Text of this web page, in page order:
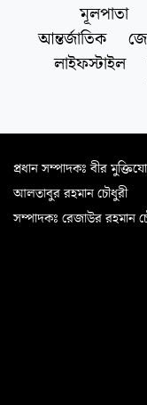
মূলপাতা
আন্তর্জাতিক
লাইফস্টাইল
প্রধান সম্পাদকঃ বীর
আলতাবুর রহমান চৌধুরী
সম্পাদকঃ রেজাউর রহমান